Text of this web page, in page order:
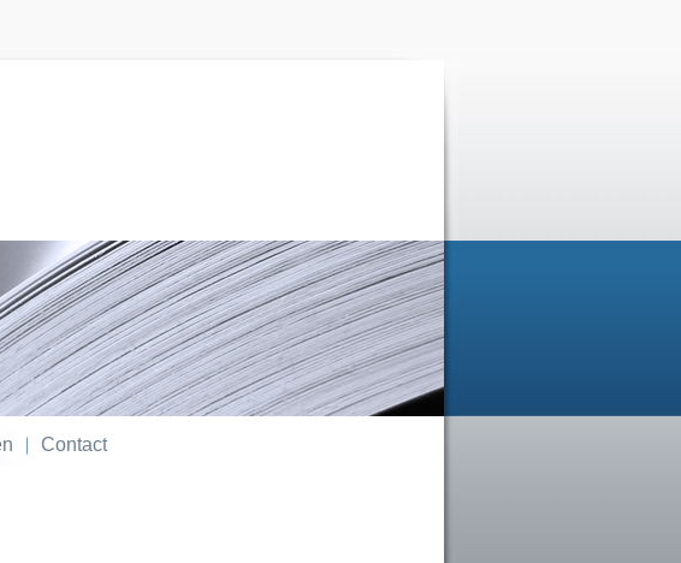
Contact